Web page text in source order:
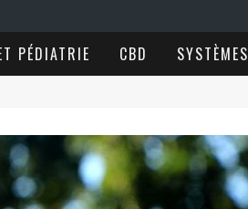
PÉDIATRIE CBD SYSTÈMES